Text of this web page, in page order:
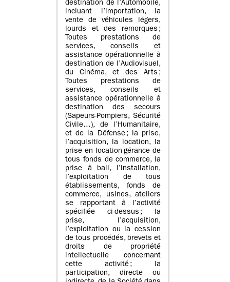
destination de l’Automobile,
incluant l’importation, la
vente de véhicules légers,
lourds et des remorques ;
Toutes prestations de
services, conseils et
assistance opérationnelle à
destination de l’Audiovisuel,
du Cinéma, et des Arts ;
Toutes prestations de
services, conseils et
assistance opérationnelle à
destination des secours
(Sapeurs-Pompiers, Sécurité
Civile…), de l’Humanitaire,
et de la Défense ; la prise,
l’acquisition, la location, la
prise en location-gérance de
tous fonds de commerce, la
prise à bail, l’installation,
l’exploitation de tous
établissements, fonds de
commerce, usines, ateliers
se rapportant à l’activité
spécifiée ci-dessus ; la
prise, l’acquisition,
l’exploitation ou la cession
de tous procédés, brevets et
droits de propriété
intellectuelle concernant
cette activité ; la
participation, directe ou